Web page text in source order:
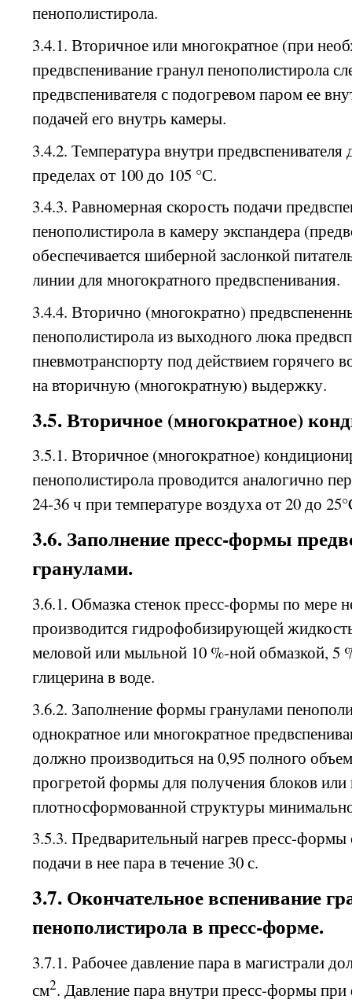
пенополистирола.
3.4.1. Вторичное или многократное (при
предвспенивание гранул пенополистирола
предвспенивателя с подогревом паром ее
подачей его внутрь камеры.
3.4.2. Температура внутри
пределах от 100 до 105 °С.
3.4.3. Равномерная скорость подачи
пенополистирола в камеру экспандера
обеспечивается шиберной заслонкой
линии для многократного предвспенивания.
3.4.4. Вторично (многократно)
пенополистирола из выходного люка
пневмотранспорту под действием горячего
на вторичную (многократную) выдержку.
3.5. Вторичное (многократное)
3.5.1. Вторичное (многократное)
пенополистирола проводится аналогично
24-36 ч при температуре воздуха от 20 до 25°
3.6. Заполнение пресс-формы
гранулами.
3.6.1. Обмазка стенок пресс-формы по мере
производится гидрофобизирующей
меловой или мыльной 10 %-ной обмазкой, 5
глицерина в воде.
3.6.2. Заполнение формы гранулами
однократное или многократное
должно производиться на 0,95 полного
прогретой формы для получения блоков или
плотносформованной структуры
3.5.3. Предварительный нагрев пресс-формы
подачи в нее пара в течение 30 с.
3.7. Окончательное вспенивание
пенополистирола в пресс-форме.
3.7.1. Рабочее давление пара в магистрали
см2. Давление пара внутри пресс-формы